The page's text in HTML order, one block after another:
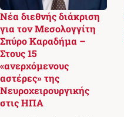
Νέα διεθνής διάκριση
για τον Μεσολογγίτη
Σπύρο Καραδήμα –
Στους 15
«ανερχόμενους
αστέρες» της
Νευροχειρουργικής
στις ΗΠΑ